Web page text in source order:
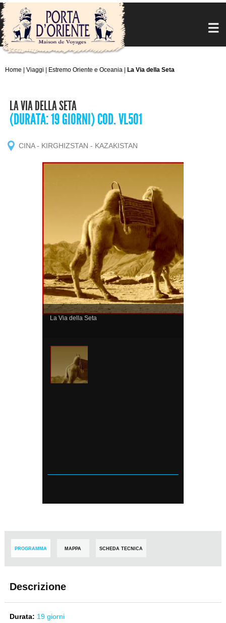
Home Viaggi Estremo Oriente e Oceania La Via della Seta
LA VIA DELLA SETA
(DURATA: 19 GIORNI) COD. VL501
CINA - KIRGHIZSTAN - KAZAKISTAN
La Via della Seta
PROGRAMMA MAPPA SCHEDA TECNICA
Descrizione
Durata: 19 giorni